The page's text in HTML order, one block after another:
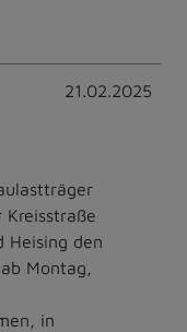
21.02.2025
Heising den
Montag,
in